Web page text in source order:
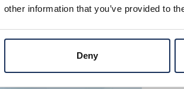
other information that you’ve provided to
Deny